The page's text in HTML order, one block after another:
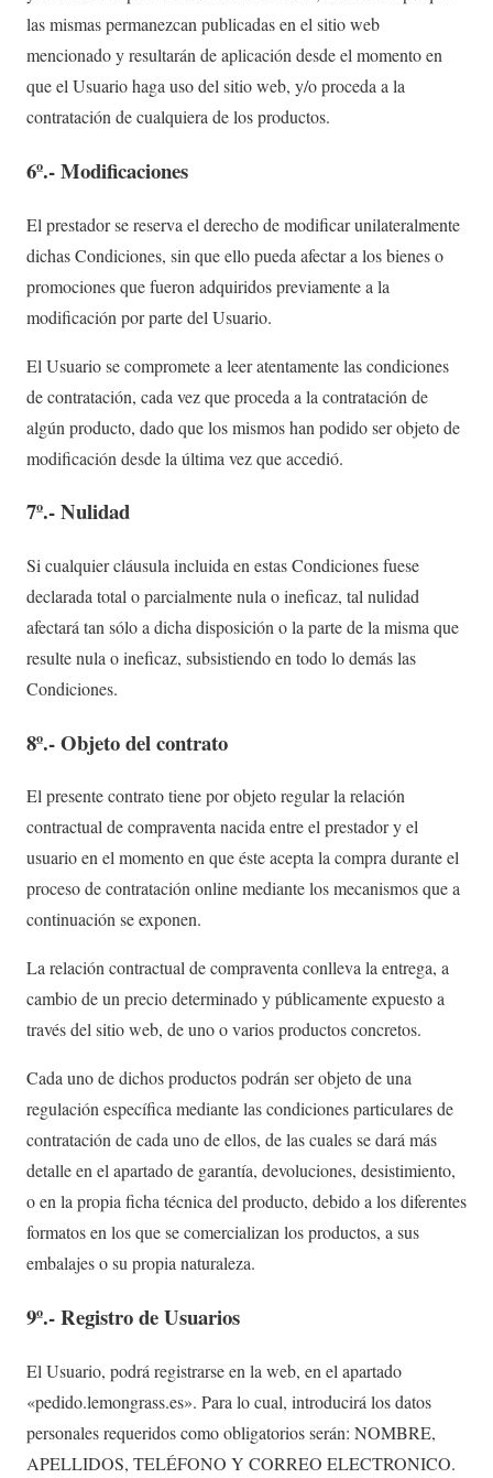
las mismas permanezcan publicadas en el sitio web
mencionado y resultarán de aplicación desde el momento en
que el Usuario haga uso del sitio web, y/o proceda a la
contratación de cualquiera de los productos.
6º.- Modificaciones
El prestador se reserva el derecho de modificar unilateralmente
dichas Condiciones, sin que ello pueda afectar a los bienes o
promociones que fueron adquiridos previamente a la
modificación por parte del Usuario.
El Usuario se compromete a leer atentamente las condiciones
de contratación, cada vez que proceda a la contratación de
algún producto, dado que los mismos han podido ser objeto de
modificación desde la última vez que accedió.
7º.- Nulidad
Si cualquier cláusula incluida en estas Condiciones fuese
declarada total o parcialmente nula o ineficaz, tal nulidad
afectará tan sólo a dicha disposición o la parte de la misma que
resulte nula o ineficaz, subsistiendo en todo lo demás las
Condiciones.
8º.- Objeto del contrato
El presente contrato tiene por objeto regular la relación
contractual de compraventa nacida entre el prestador y el
usuario en el momento en que éste acepta la compra durante el
proceso de contratación online mediante los mecanismos que a
continuación se exponen.
La relación contractual de compraventa conlleva la entrega, a
cambio de un precio determinado y públicamente expuesto a
través del sitio web, de uno o varios productos concretos.
Cada uno de dichos productos podrán ser objeto de una
regulación específica mediante las condiciones particulares de
contratación de cada uno de ellos, de las cuales se dará más
detalle en el apartado de garantía, devoluciones, desistimiento,
o en la propia ficha técnica del producto, debido a los diferentes
formatos en los que se comercializan los productos, a sus
embalajes o su propia naturaleza.
9º.- Registro de Usuarios
El Usuario, podrá registrarse en la web, en el apartado
«pedido.lemongrass.es». Para lo cual, introducirá los datos
personales requeridos como obligatorios serán: NOMBRE,
APELLIDOS, TELÉFONO Y CORREO ELECTRONICO.